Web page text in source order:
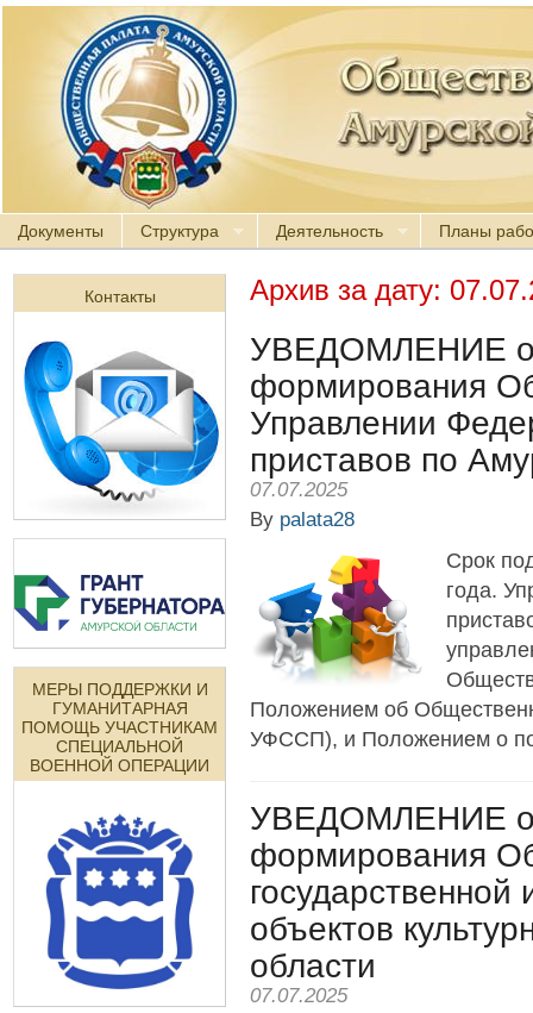
Документы Структура Деятельность Планы
Контакты
МЕРЫ ПОДДЕРЖКИ И
ГУМАНИТАРНАЯ
ПОМОЩЬ УЧАСТНИКАМ
СПЕЦИАЛЬНОЙ
ВОЕННОЙ ОПЕРАЦИИ
Архив за дату:
УВЕДОМЛЕНИЕ о
формирования
Управлении
приставов по
07.07.2025
By palata28
Срок
года.
Положением об
УФССП), и Положением о
УВЕДОМЛЕНИЕ о
формирования
государственной
объектов
области
07.07.2025